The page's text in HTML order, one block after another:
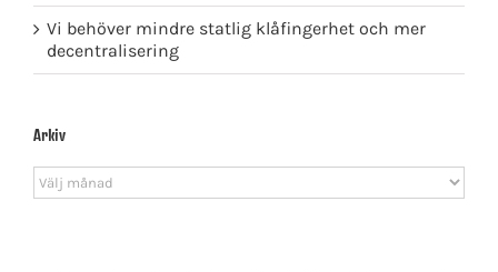
Vi behöver mindre statlig klåfingerhet och mer
decentralisering
Arkiv
Arkiv